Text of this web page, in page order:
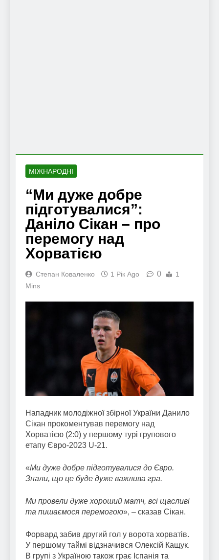
МІЖНАРОДНІ
“Ми дуже добре
підготувалися”:
Даніло Сікан – про
перемогу над
Хорватією
Степан Коваленко 1 Рік Ago 0
1
Mins
Нападник молодіжної збірної України Данило
Сікан прокоментував перемогу над
Хорватією (2:0) у першому турі групового
етапу Євро-2023 U-21.
«Ми дуже добре підготувалися до Євро.
Знали, що це буде дуже важлива гра.
Ми провели дуже хороший матч, всі щасливі
та пишаємося перемогою», – сказав Сікан.
Форвард забив другий гол у ворота хорватів.
У першому таймі відзначився Олексій Кащук.
В групі з Україною також грає Іспанія та